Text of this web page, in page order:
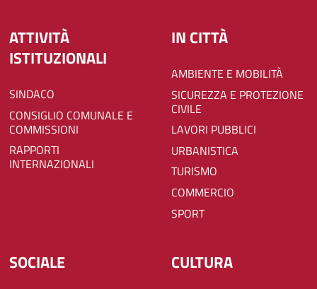
ATTIVITÀ
ISTITUZIONALI
SINDACO
CONSIGLIO COMUNALE E
COMMISSIONI
RAPPORTI
INTERNAZIONALI
IN CITTÀ
AMBIENTE E MOBILITÀ
SICUREZZA E PROTEZIONE
CIVILE
LAVORI PUBBLICI
URBANISTICA
TURISMO
COMMERCIO
SPORT
SOCIALE CULTURA